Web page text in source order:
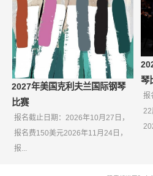
2027年美国克利夫兰国际钢琴
比赛
报名截止日期：2026年10月27日，
报名费150美元2026年11月24日，
报...
琴
报
22